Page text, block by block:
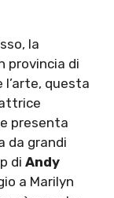
la
provincia di
questa
presenta
da grandi
di Andy
a Marilyn